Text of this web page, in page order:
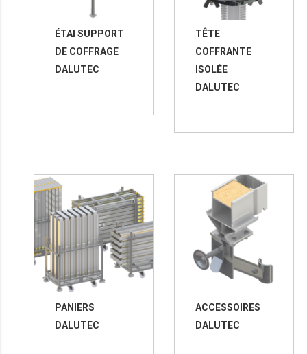
ÉTAI SUPPORT
DE COFFRAGE
DALUTEC
TÊTE
COFFRANTE
ISOLÉE
DALUTEC
PANIERS
DALUTEC
ACCESSOIRES
DALUTEC